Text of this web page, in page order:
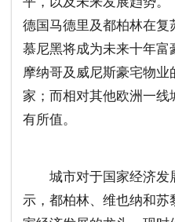
德国马德里及都柏林在
慕尼黑将成为未来十年富
摩纳哥及威尼斯豪宅物
家；而相对其他欧洲一
有所值。
城市对于国家经济发
示，都柏林、维也纳和